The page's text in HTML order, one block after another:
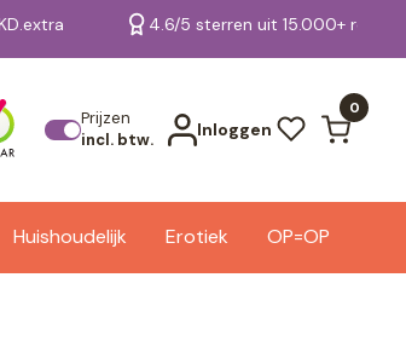
4.6/5 sterren uit 15.000+
Prijzen
incl. btw.
Inloggen
0
Huishoudelijk Erotiek OP=OP
Bekijk alle resultaten